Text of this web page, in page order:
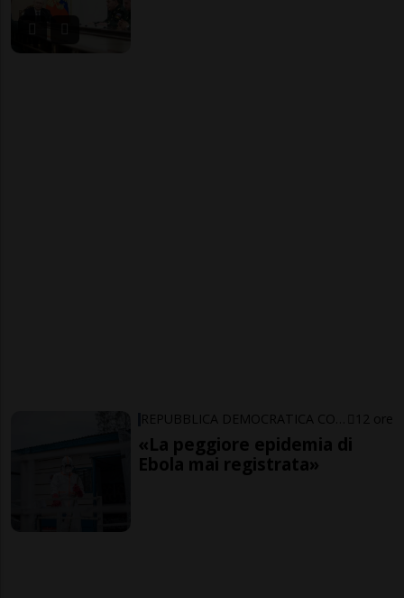
12 ore
«La peggiore epidemia di
Ebola mai registrata»